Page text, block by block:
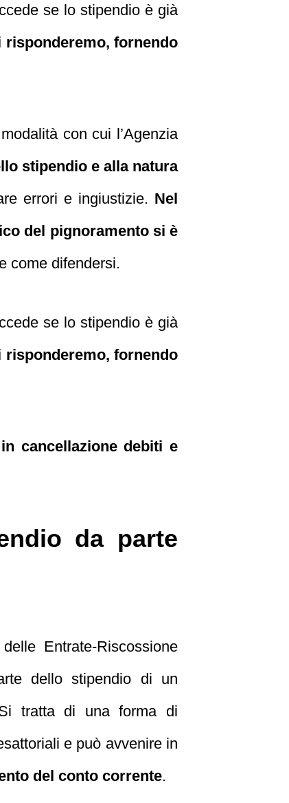
se lo stipendio è già
risponderemo, fornendo
con cui l’Agenzia
stipendio e alla natura
errori e ingiustizie. Nel
del pignoramento si è
come difendersi.
se lo stipendio è già
risponderemo, fornendo
cancellazione debiti e
da parte
Entrate-Riscossione
dello stipendio di un
tratta di una forma di
e può avvenire in
del conto corrente.